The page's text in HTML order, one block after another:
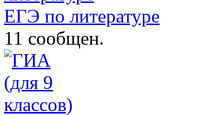
ЕГЭ по литературе
11 сообщен.